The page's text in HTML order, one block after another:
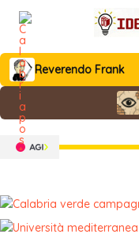
contenuto
Reverendo Frank